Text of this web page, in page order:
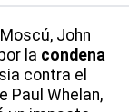
John
la condena
contra el
Paul Whelan,